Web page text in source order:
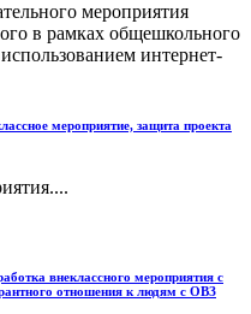
мероприятия
в рамках общешкольного
интернет-
мероприятие, защита проекта
внеклассного мероприятия с
отношения к людям с ОВЗ